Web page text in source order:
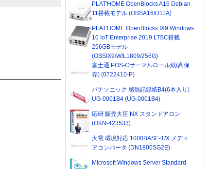
PLAT'HOME OpenBlocks A16 Debian
11搭載モデル (OBSA16/D11A)
PLAT'HOME OpenBlocks IX9 Windows
10 IoT Enterprise 2019 LTSC搭載
256GBモデル
(OBSIX9/W/L1809/256G)
富士通 POS-Cサーマルロール紙(高保
存) (0722410-P)
パナソニック 感熱記録紙B4(6本入り)
UG-0001B4 (UG-0001B4)
応研 販売大臣 NX スタンドアロン
(OKN-423533)
大電 環境対応 1000BASE-T/X メディ
アコンバータ (DN1800SG2E)
Microsoft Windows Server Standard